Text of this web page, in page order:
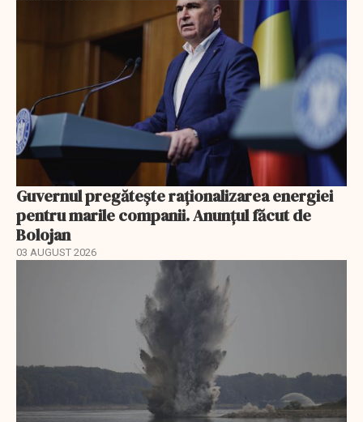
Guvernul pregătește raționalizarea energiei
pentru marile companii. Anunțul făcut de
Bolojan
03 AUGUST 2026